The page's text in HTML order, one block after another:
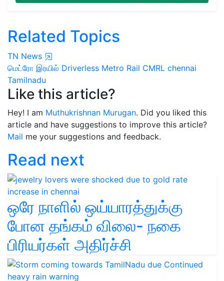
Related Topics
TN News
மெட்ரோ இரயில் Driverless Metro Rail CMRL chennai
Tamilnadu
Like this article?
Hey! I am Muthukrishnan Murugan. Did you liked this
article and have suggestions to improve this article?
Mail me your suggestions and feedback.
Read next
ஒரே நாளில் ஒய்யாரத்துக்கு
போன தங்கம் விலை- நகை
பிரியர்கள் அதிர்ச்சி